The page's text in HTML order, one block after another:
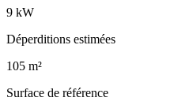
9 kW
Déperditions estimées
105 m²
Surface de référence